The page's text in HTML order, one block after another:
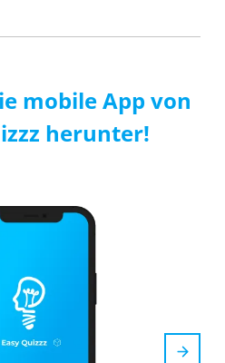
mobile App von
herunter!